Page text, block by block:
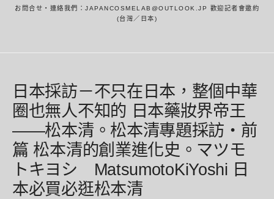
お問合せ・連絡我們：JAPANCOSMELAB@OUTLOOK.JP 歡迎記者會邀約
(台灣／日本)
日本採訪－不只在日本，整個中華
圈也無人不知的 日本藥妝界帝王
――松本清。松本清專題採訪‧前
篇 松本清的創業進化史。マツモ
トキヨシ MatsumotoKiYoshi 日
本必買必逛松本清